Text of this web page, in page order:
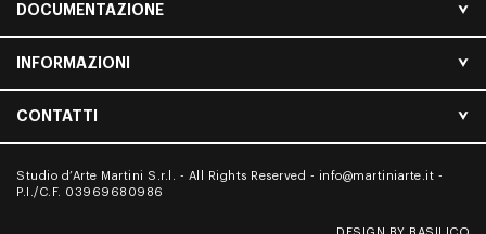
DOCUMENTAZIONE
INFORMAZIONI
CONTATTI
Studio d’Arte Martini S.r.l. - All Rights Reserved - info@martiniarte.it -
P.I./C.F. 03969680986